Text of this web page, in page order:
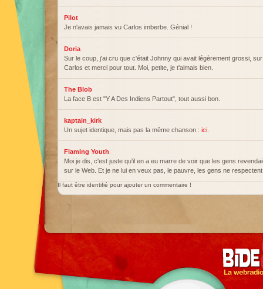
Pilot
Je n'avais jamais vu Carlos imberbe. Génial !
Doria
Sur le coup, j'ai cru que c'était Johnny qui avait légèrement grossi,
Carlos et merci pour tout. Moi, petite, je t'aimais bien.
The Blob
La face B est "Y A Des Indiens Partout", tout aussi bon.
kaptain_kirk
Un sujet identique, mais pas la même chanson : ici
Flaming Youth
Moi je dis, c'est juste qu'il en a eu marre de voir que les gens
sur le Web. Et je ne lui en veux pas, le pauvre, les gens ne
Il faut être identifié pour ajouter un commentaire !